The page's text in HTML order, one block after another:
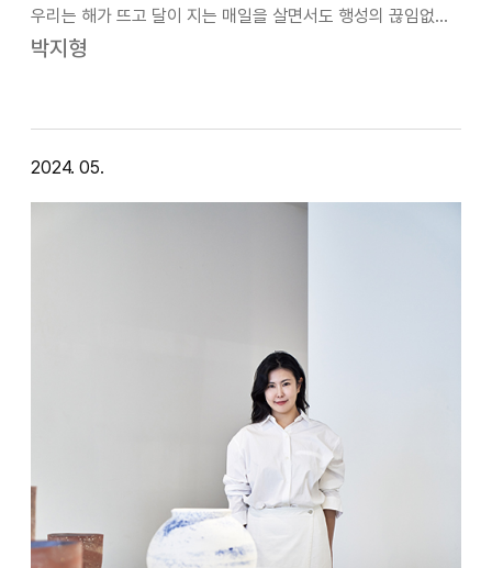
우리는 해가 뜨고 달이 지는 매일을 살면서도 행성의 끊임없는
생성과 소멸을 감각할 수 없고, 옆에 놓인 컵에 채워진 물을
박지형
2024. 05.